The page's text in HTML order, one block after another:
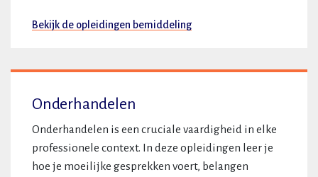
Bekijk de opleidingen bemiddeling
Onderhandelen
Onderhandelen is een cruciale vaardigheid in elke
professionele context. In deze opleidingen leer je
hoe je moeilijke gesprekken voert, belangen